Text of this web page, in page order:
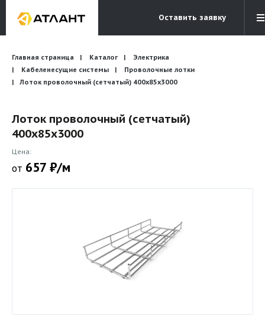
Оставить заявку
Электронная почта
info@atlantcompany.ru
Бесплатный звонок
8 (495) 532-45-07
Бренды
Бланки запросов
Главная страница Каталог
Электрика
Кабеленесущие системы
Проволочные лотки
Лоток проволочный (сетчатый) 400x85x3000
Лоток проволочный (сетчатый)
400x85x3000
Цена:
от 657 ₽/м